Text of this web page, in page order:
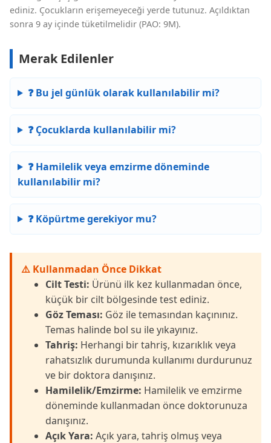
ediniz. Çocukların erişemeyeceği yerde tutunuz. Açıldıktan
sonra 9 ay içinde tüketilmelidir (PAO: 9M).
Merak Edilenler
❓ Bu jel günlük olarak kullanılabilir mi?
❓ Çocuklarda kullanılabilir mi?
❓ Hamilelik veya emzirme döneminde
kullanılabilir mi?
❓ Köpürtme gerekiyor mu?
⚠️ Kullanmadan Önce Dikkat
Cilt Testi: Ürünü ilk kez kullanmadan önce,
küçük bir cilt bölgesinde test ediniz.
Göz Teması: Göz ile temasından kaçınınız.
Temas halinde bol su ile yıkayınız.
Tahriş: Herhangi bir tahriş, kızarıklık veya
rahatsızlık durumunda kullanımı durdurunuz
ve bir doktora danışınız.
Hamilelik/Emzirme: Hamilelik ve emzirme
döneminde kullanmadan önce doktorunuza
danışınız.
Açık Yara: Açık yara, tahriş olmuş veya